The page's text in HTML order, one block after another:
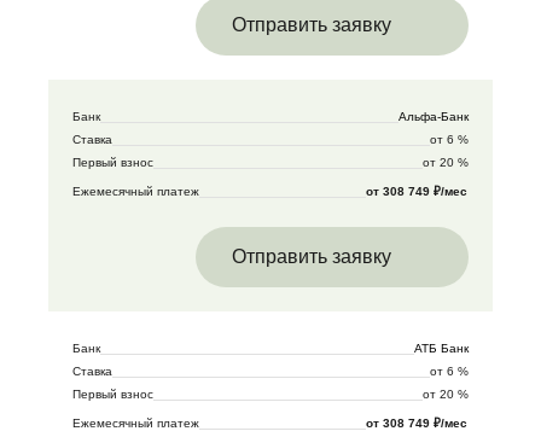
Отправить заявку
Банк
Альфа-Банк
Ставка
от 6 %
Первый взнос
от 20 %
Ежемесячный платеж от 308 749 ₽/мес
Отправить заявку
Банк
АТБ Банк
Ставка
от 6 %
Первый взнос
от 20 %
Ежемесячный платеж от 308 749 ₽/мес